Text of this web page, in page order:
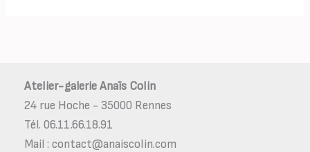
Atelier-galerie Anaïs Colin
24 rue Hoche - 35000 Rennes
Tél. 06.11.66.18.91
Mail : contact@anaiscolin.com